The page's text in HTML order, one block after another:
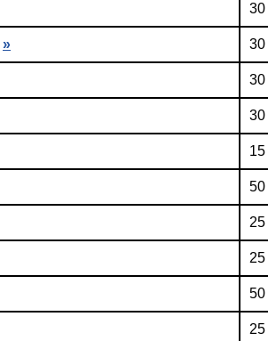
30
» 30
30
30
50
50